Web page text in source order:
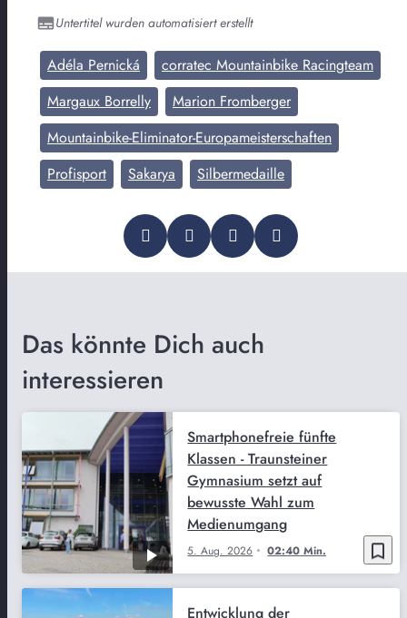
Untertitel wurden automatisiert erstellt
Adéla Pernická
corratec Mountainbike Racingteam
Margaux Borrelly
Marion Fromberger
Mountainbike-Eliminator-Europameisterschaften
Profisport
Sakarya Silbermedaille
Das könnte Dich auch
interessieren
bookmark_border
5. Aug. 2026 02:40 Min.
Smartphonefreie fünfte
Klassen - Traunsteiner
Gymnasium setzt auf
bewusste Wahl zum
Medienumgang
Entwicklung der